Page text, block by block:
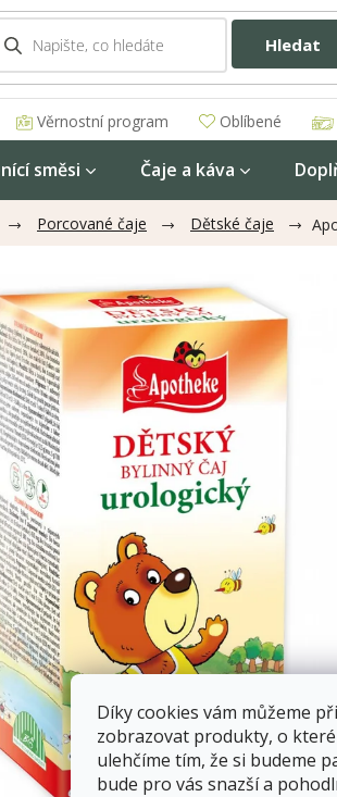
Díky cookies vám můžeme
zobrazovat produkty, o
ulehčíme tím, že si budeme
bude pro vás snazší a
Hledat
Věrnostní program Oblíbené
směsi Čaje a káva
Porcované čaje Dětské čaje